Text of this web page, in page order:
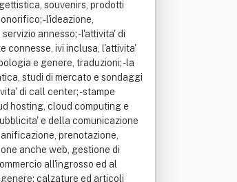
souvenirs, prodotti
- l'ideazione,
annesso; - l'attivita' di
connesse, ivi inclusa, l'attivita'
e genere, traduzioni; - la
studi di mercato e sondaggi
di call center; - stampe
hosting, cloud computing e
e della comunicazione
prenotazione,
anche web, gestione di
all'ingrosso ed al
calzature ed articoli